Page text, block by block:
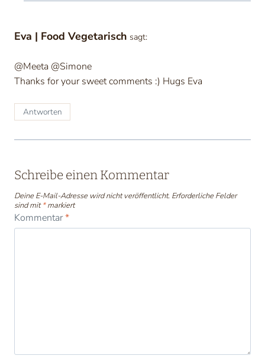
Eva | Food Vegetarisch sagt:
@Meeta @Simone
Thanks for your sweet comments :) Hugs Eva
Antworten
Schreibe einen Kommentar
Deine E-Mail-Adresse wird nicht veröffentlicht. Erforderliche Felder
sind mit*markiert
Kommentar*